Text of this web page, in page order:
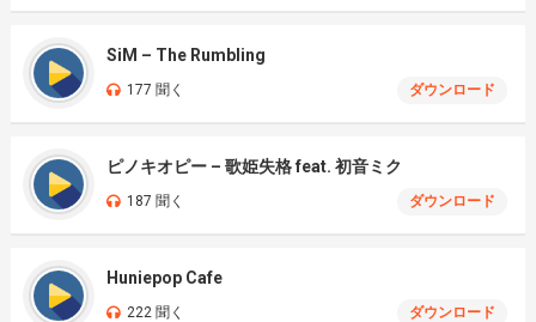
SiM – The Rumbling
177 聞く ダウンロード
ピノキオピー – 歌姫失格 feat. 初音ミク
187 聞く ダウンロード
Huniepop Cafe
222 聞く ダウンロード